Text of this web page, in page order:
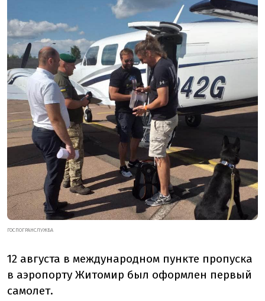
ГОСПОГРАНСЛУЖБА
12 августа в международном пункте пропуска
в аэропорту Житомир был оформлен первый
самолет.